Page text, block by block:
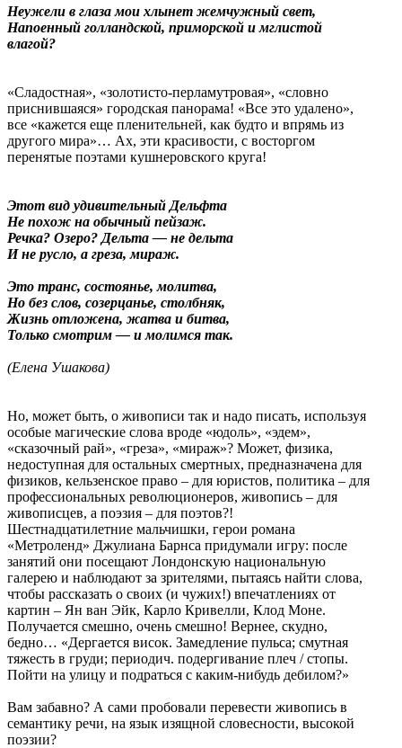
Неужели в глаза мои хлынет жемчужный свет,
Напоенный голландской, приморской и мглистой
влагой?
«Сладостная», «золотисто-перламутровая», «словно
приснившаяся» городская панорама! «Все это удалено»,
все «кажется еще пленительней, как будто и впрямь из
другого мира»… Ах, эти красивости, с восторгом
перенятые поэтами кушнеровского круга!
Этот вид удивительный Дельфта
Не похож на обычный пейзаж.
Речка? Озеро? Дельта — не дельта
И не русло, а греза, мираж.
Это транс, состоянье, молитва,
Но без слов, созерцанье, столбняк,
Жизнь отложена, жатва и битва,
Только смотрим — и молимся так.
(Елена Ушакова)
Но, может быть, о живописи так и надо писать, используя
особые магические слова вроде «юдоль», «эдем»,
«сказочный рай», «греза», «мираж»? Может, физика,
недоступная для остальных смертных, предназначена для
физиков, кельзенское право – для юристов, политика – для
профессиональных революционеров, живопись – для
живописцев, а поэзия – для поэтов?!
Шестнадцатилетние мальчишки, герои романа
«Метроленд» Джулиана Барнса придумали игру: после
занятий они посещают Лондонскую национальную
галерею и наблюдают за зрителями, пытаясь найти слова,
чтобы рассказать о своих (и чужих!) впечатлениях от
картин – Ян ван Эйк, Карло Кривелли, Клод Моне.
Получается смешно, очень смешно! Вернее, скудно,
бедно… «Дергается висок. Замедление пульса; смутная
тяжесть в груди; периодич. подергивание плеч / стопы.
Пойти на улицу и подраться с каким-нибудь дебилом?»
Вам забавно? А сами пробовали перевести живопись в
семантику речи, на язык изящной словесности, высокой
поэзии?